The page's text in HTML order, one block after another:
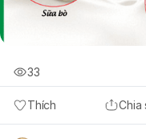
Thích Chia
33